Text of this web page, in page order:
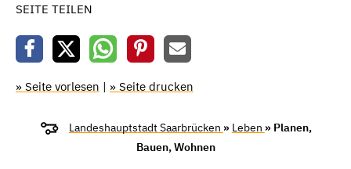
SEITE TEILEN
» Seite vorlesen | » Seite drucken
Landeshauptstadt Saarbrücken » Leben » Planen,
Bauen, Wohnen